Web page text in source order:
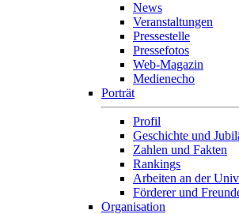
News
Veranstaltungen
Pressestelle
Pressefotos
Web-Magazin
Medienecho
Porträt
Profil
Geschichte und
Zahlen und Fakten
Rankings
Arbeiten an der
Förderer und
Organisation